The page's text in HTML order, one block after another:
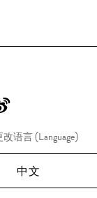
分
享
Weibo!
改语言 (Language)
中文